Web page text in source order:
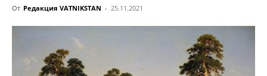
От Редакция VATNIKSTAN - 25.11.2021